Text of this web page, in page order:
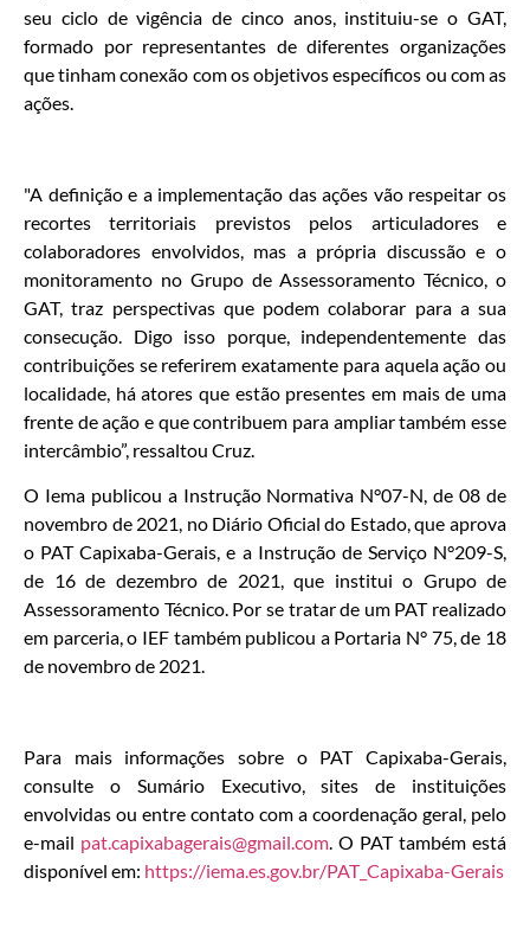
seu ciclo de vigência de cinco anos, instituiu-se o GAT,
formado por representantes de diferentes organizações
que tinham conexão com os objetivos específicos ou com as
ações.
"A definição e a implementação das ações vão respeitar os
recortes territoriais previstos pelos articuladores e
colaboradores envolvidos, mas a própria discussão e o
monitoramento no Grupo de Assessoramento Técnico, o
GAT, traz perspectivas que podem colaborar para a sua
consecução. Digo isso porque, independentemente das
contribuições se referirem exatamente para aquela ação ou
localidade, há atores que estão presentes em mais de uma
frente de ação e que contribuem para ampliar também esse
intercâmbio”, ressaltou Cruz.
O Iema publicou a Instrução Normativa N°07-N, de 08 de
novembro de 2021, no Diário Oficial do Estado, que aprova
o PAT Capixaba-Gerais, e a Instrução de Serviço N°209-S,
de 16 de dezembro de 2021, que institui o Grupo de
Assessoramento Técnico. Por se tratar de um PAT realizado
em parceria, o IEF também publicou a Portaria N° 75, de 18
de novembro de 2021.
Para mais informações sobre o PAT Capixaba-Gerais,
consulte o Sumário Executivo, sites de instituições
envolvidas ou entre contato com a coordenação geral, pelo
e-mail pat.capixabagerais@gmail.com. O PAT também está
disponível em: https://iema.es.gov.br/PAT_Capixaba-Gerais